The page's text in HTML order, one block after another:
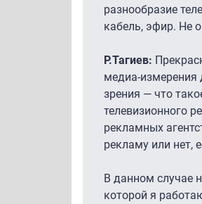
разнообразие
кабель, эфир. Не
Р.Тагиев:
медиа-измерения
зрения — что
телевизионного
рекламных
рекламу или нет,
В данном случае
которой я